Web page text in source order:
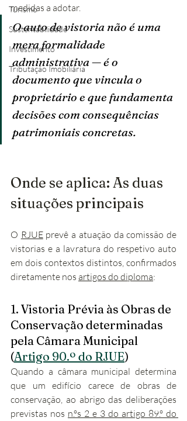
Turismo
Sustentabilidade
Investimento
Tributação Imobiliária
medidas a adotar.
O auto de vistoria não é uma
mera formalidade
administrativa — é o
documento que vincula o
proprietário e que fundamenta
decisões com consequências
patrimoniais concretas.
Onde se aplica: As duas
situações principais
O RJUE prevê a atuação da comissão de
vistorias e a lavratura do respetivo auto
em dois contextos distintos, confirmados
diretamente nos artigos do diploma:
1. Vistoria Prévia às Obras de
Conservação determinadas
pela Câmara Municipal
(Artigo 90.º do RJUE)
Quando a câmara municipal determina
que um edifício carece de obras de
conservação, ao abrigo das deliberações
previstas nos n.ºs 2 e 3 do artigo 89.º do